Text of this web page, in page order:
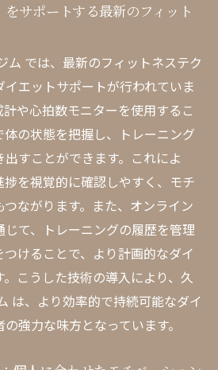
モチベーションを高めるサポ
ムで得られる長期的な健康効
ルジム で健康的にダイエット
運動習慣を身につける方法
を考えた食事プランの提案
に役立つメンタルヘルスサポ
フスタイルを形成するための
きるリバウンド防止テクニッ
サポートする最新のフィット
ム では、最新のフィットネステク
エットサポートが行われていま
や心拍数モニターを使用するこ
体の状態を把握し、トレーニング
すことができます。これによ
捗を視覚的に確認しやすく、モチ
ながります。また、オンライン
じて、トレーニングの履歴を管理
つけることで、より計画的なダイ
こうした技術の導入により、久
は、より効率的で持続可能なダイ
強力な味方となっています。